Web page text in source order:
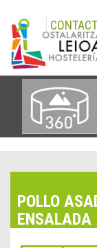
POLLO
ENSALADA